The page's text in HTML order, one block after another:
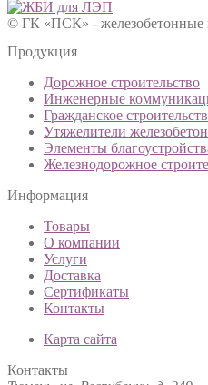
© ГК «ПСК» - железобетонные
Продукция
Дорожное строительство
Инженерные
Гражданское
Утяжелители
Элементы
Железнодорожное
Информация
Товары
О компании
Услуги
Доставка
Сертификаты
Контакты
Карта сайта
Контакты